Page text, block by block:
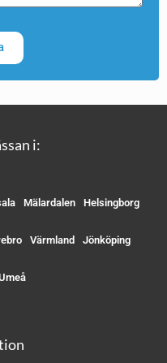
i:
Mälardalen Helsingborg
Värmland Jönköping